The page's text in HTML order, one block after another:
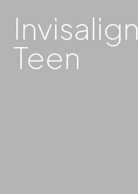
Invisalign
Teen